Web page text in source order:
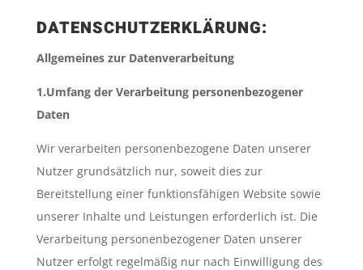
DATENSCHUTZERKLÄRUNG:
Allgemeines zur Datenverarbeitung
1.Umfang der Verarbeitung personenbezogener
Daten
Wir verarbeiten personenbezogene Daten unserer
Nutzer grundsätzlich nur, soweit dies zur
Bereitstellung einer funktionsfähigen Website sowie
unserer Inhalte und Leistungen erforderlich ist. Die
Verarbeitung personenbezogener Daten unserer
Nutzer erfolgt regelmäßig nur nach Einwilligung des